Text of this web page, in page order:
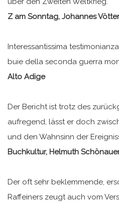
Z am Sonntag, Johannes Vötter
Interessantissima
buie della seconda guerra
Alto Adige
Der Bericht ist trotz des
aufregend, lässt er doch
und den Wahnsinn der
Buchkultur, Helmuth
Der oft sehr beklemmende,
Raffeiners zeugt auch vom